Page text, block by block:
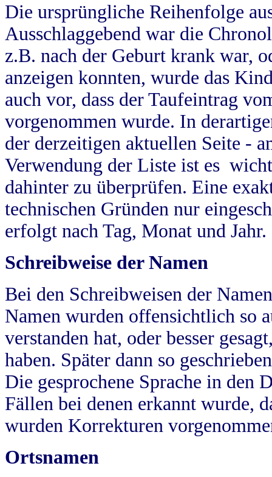
Die ursprüngliche Reihenfolge
Ausschlaggebend war die
z.B. nach der Geburt krank war,
anzeigen konnten, wurde das
auch vor, dass der Taufeintrag
vorgenommen wurde. In
der derzeitigen aktuellen Seite -
Verwendung der Liste ist es
dahinter zu überprüfen. Eine
technischen Gründen nur
erfolgt nach Tag, Monat und Jahr.
Schreibweise der Namen
Bei den Schreibweisen der
Namen wurden offensichtlich so
verstanden hat, oder besser
haben. Später dann so
Die gesprochene Sprache in
Fällen bei denen erkannt wurde,
wurden Korrekturen
Ortsnamen